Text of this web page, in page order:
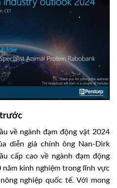
về ngành đạm động vật 2024
diễn giả chính ông Nan-Dirk
cấp cao về ngành đạm động
kinh nghiệm trong lĩnh vực
nghiệp quốc tế. Với mong